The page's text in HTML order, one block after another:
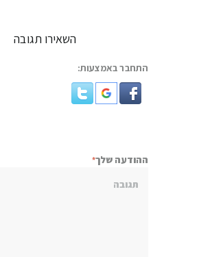
השאירו תגובה
התחבר באמצעות:
ההודעה שלך